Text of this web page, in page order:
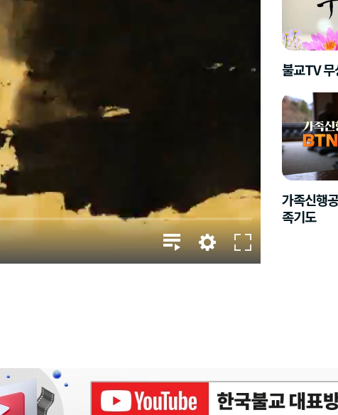
정
불교TV
가족신행
족기도